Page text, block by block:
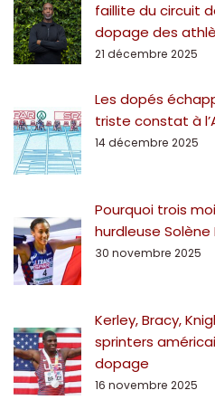
faillite du circuit
dopage des
21 décembre 2025
Les dopés
triste constat à
14 décembre 2025
Pourquoi trois
hurdleuse
30 novembre 2025
Kerley, Bracy,
sprinters
dopage
16 novembre 2025